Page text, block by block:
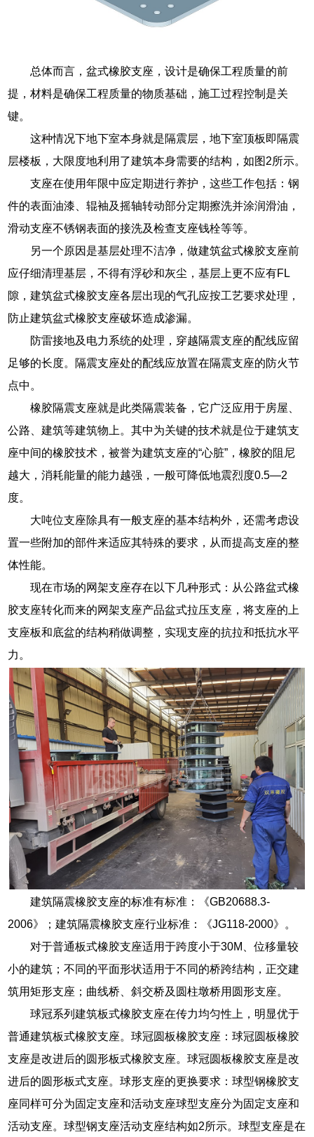
总体而言，盆式橡胶支座，设计是确保工程质量的前
提，材料是确保工程质量的物质基础，施工过程控制是关
键。
这种情况下地下室本身就是隔震层，地下室顶板即隔震
层楼板，大限度地利用了建筑本身需要的结构，如图2所示。
支座在使用年限中应定期进行养护，这些工作包括：钢
件的表面油漆、辊袖及摇轴转动部分定期擦洗并涂润滑油，
滑动支座不锈钢表面的接洗及检查支座钱栓等等。
另一个原因是基层处理不洁净，做建筑盆式橡胶支座前
应仔细清理基层，不得有浮砂和灰尘，基层上更不应有FL
隙，建筑盆式橡胶支座各层出现的气孔应按工艺要求处理，
防止建筑盆式橡胶支座破坏造成渗漏。
防雷接地及电力系统的处理，穿越隔震支座的配线应留
足够的长度。隔震支座处的配线应放置在隔震支座的防火节
点中。
橡胶隔震支座就是此类隔震装备，它广泛应用于房屋、
公路、建筑等建筑物上。其中为关键的技术就是位于建筑支
座中间的橡胶技术，被誉为建筑支座的“心脏”，橡胶的阻尼
越大，消耗能量的能力越强，一般可降低地震烈度0.5―2
度。
大吨位支座除具有一般支座的基本结构外，还需考虑设
置一些附加的部件来适应其特殊的要求，从而提高支座的整
体性能。
现在市场的网架支座存在以下几种形式：从公路盆式橡
胶支座转化而来的网架支座产品盆式拉压支座，将支座的上
支座板和底盆的结构稍做调整，实现支座的抗拉和抵抗水平
力。
建筑隔震橡胶支座的标准有标准：《GB20688.3-
2006》；建筑隔震橡胶支座行业标准：《JG118-2000》。
对于普通板式橡胶支座适用于跨度小于30M、位移量较
小的建筑；不同的平面形状适用于不同的桥跨结构，正交建
筑用矩形支座；曲线桥、斜交桥及圆柱墩桥用圆形支座。
球冠系列建筑板式橡胶支座在传力均匀性上，明显优于
普通建筑板式橡胶支座。球冠圆板橡胶支座：球冠圆板橡胶
支座是改进后的圆形板式橡胶支座。球冠圆板橡胶支座是改
进后的圆形板式支座。球形支座的更换要求：球型钢橡胶支
座同样可分为固定支座和活动支座球型支座分为固定支座和
活动支座。球型钢支座活动支座结构如2所示。球型支座是在